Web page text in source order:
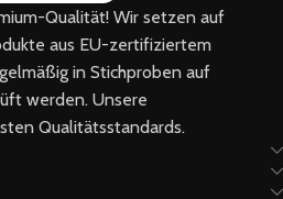
Qualität! Wir setzen auf
aus EU-zertifiziertem
in Stichproben auf
werden. Unsere
Qualitätsstandards.